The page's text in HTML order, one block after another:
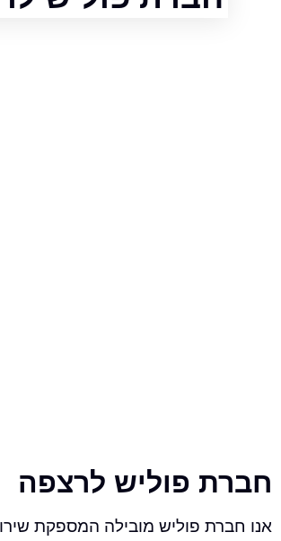
פוליש לרצפה
פוליש מובילה המספקת שירותי פוליש